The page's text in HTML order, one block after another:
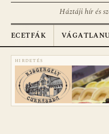
Háztáji hír és
ECETFÁK
HIRDETÉS